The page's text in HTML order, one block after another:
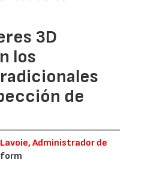
3D
los
de
Administrador de